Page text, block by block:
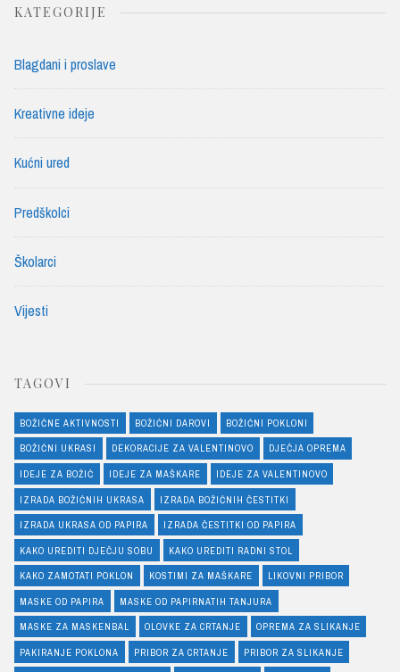
KATEGORIJE
Blagdani i proslave
Kreativne ideje
Kućni ured
Predškolci
Školarci
Vijesti
TAGOVI
BOŽIĆNE AKTIVNOSTI BOŽIĆNI DAROVI BOŽIĆNI POKLONI
BOŽIĆNI UKRASI DEKORACIJE ZA VALENTINOVO DJEČJA OPREMA
IDEJE ZA BOŽIĆ IDEJE ZA MAŠKARE IDEJE ZA VALENTINOVO
IZRADA BOŽIĆNIH UKRASA IZRADA BOŽIĆNIH ČESTITKI
IZRADA UKRASA OD PAPIRA IZRADA ČESTITKI OD PAPIRA
KAKO UREDITI DJEČJU SOBU KAKO UREDITI RADNI STOL
KAKO ZAMOTATI POKLON KOSTIMI ZA MAŠKARE LIKOVNI PRIBOR
MASKE OD PAPIRA MASKE OD PAPIRNATIH TANJURA
MASKE ZA MASKENBAL OLOVKE ZA CRTANJE OPREMA ZA SLIKANJE
PAKIRANJE POKLONA PRIBOR ZA CRTANJE PRIBOR ZA SLIKANJE